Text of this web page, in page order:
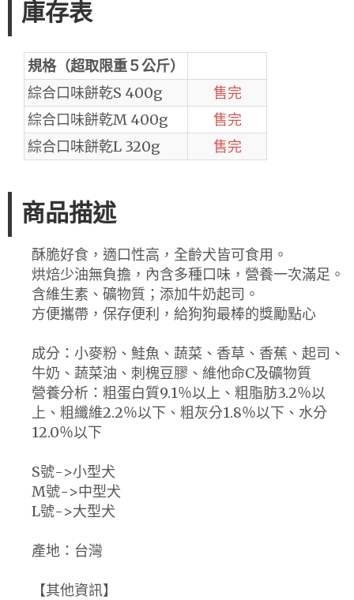
庫存表
規格（超取限重５公斤）
綜合口味餅乾S 400g
售完
綜合口味餅乾M 400g
售完
綜合口味餅乾L 320g
售完
商品描述
酥脆好食，適口性高，全齡犬皆可食用。
烘焙少油無負擔，內含多種口味，營養一次滿足。
含維生素、礦物質；添加牛奶起司。
方便攜帶，保存便利，給狗狗最棒的獎勵點心
成分：小麥粉、鮭魚、蔬菜、香草、香蕉、起司、
牛奶、蔬菜油、刺槐豆膠、維他命C及礦物質
營養分析：粗蛋白質9.1％以上、粗脂肪3.2％以
上、粗纖維2.2％以下、粗灰分1.8％以下、水分
12.0％以下
S號->小型犬
M號->中型犬
L號->大型犬
產地：台灣
【其他資訊】